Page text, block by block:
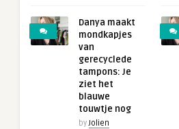
Danya maakt
mondkapjes
van
gerecyclede
tampons: Je
ziet het
blauwe
touwtje nog
byJolien